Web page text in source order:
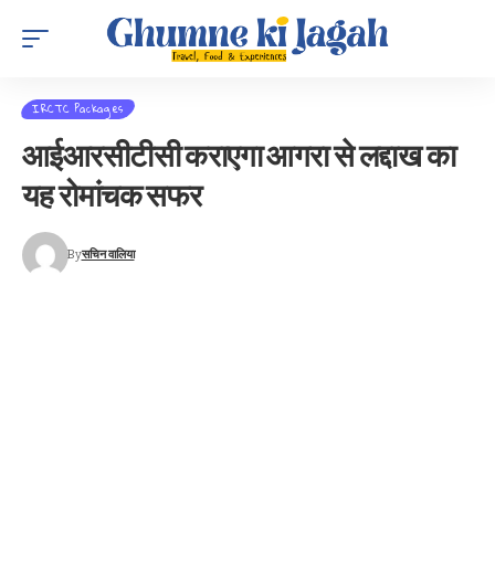
IRCTC Packages
आईआरसीटीसी कराएगा आगरा से लद्दाख का
यह रोमांचक सफर
Byसचिन वालिया